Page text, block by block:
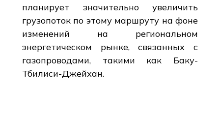
планирует значительно увеличить
грузопоток по этому маршруту на фоне
изменений на региональном
энергетическом рынке, связанных с
газопроводами, такими как Баку-
Тбилиси-Джейхан.